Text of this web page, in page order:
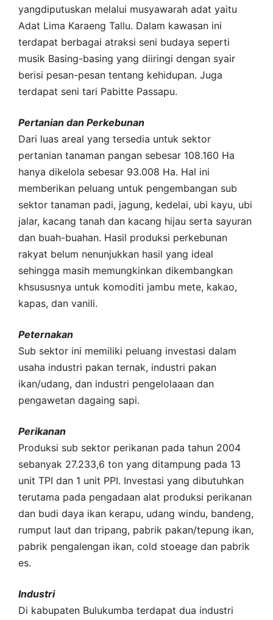
yangdiputuskan melalui musyawarah adat yaitu
Adat Lima Karaeng Tallu. Dalam kawasan ini
terdapat berbagai atraksi seni budaya seperti
musik Basing-basing yang diiringi dengan syair
berisi pesan-pesan tentang kehidupan. Juga
terdapat seni tari Pabitte Passapu.
Pertanian dan Perkebunan
Dari luas areal yang tersedia untuk sektor
pertanian tanaman pangan sebesar 108.160 Ha
hanya dikelola sebesar 93.008 Ha. Hal ini
memberikan peluang untuk pengembangan sub
sektor tanaman padi, jagung, kedelai, ubi kayu, ubi
jalar, kacang tanah dan kacang hijau serta sayuran
dan buah-buahan. Hasil produksi perkebunan
rakyat belum nenunjukkan hasil yang ideal
sehingga masih memungkinkan dikembangkan
khsususnya untuk komoditi jambu mete, kakao,
kapas, dan vanili.
Peternakan
Sub sektor ini memiliki peluang investasi dalam
usaha industri pakan ternak, industri pakan
ikan/udang, dan industri pengelolaaan dan
pengawetan dagaing sapi.
Perikanan
Produksi sub sektor perikanan pada tahun 2004
sebanyak 27.233,6 ton yang ditampung pada 13
unit TPI dan 1 unit PPI. Investasi yang dibutuhkan
terutama pada pengadaan alat produksi perikanan
dan budi daya ikan kerapu, udang windu, bandeng,
rumput laut dan tripang, pabrik pakan/tepung ikan,
pabrik pengalengan ikan, cold stoeage dan pabrik
es.
Industri
Di kabupaten Bulukumba terdapat dua industri